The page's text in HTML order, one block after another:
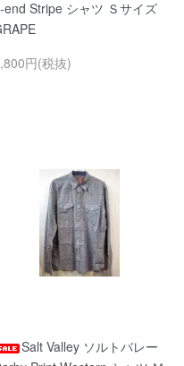
end Stripe シャツ Ｓサイズ
円(税抜)
Salt Valley ソルトバレー